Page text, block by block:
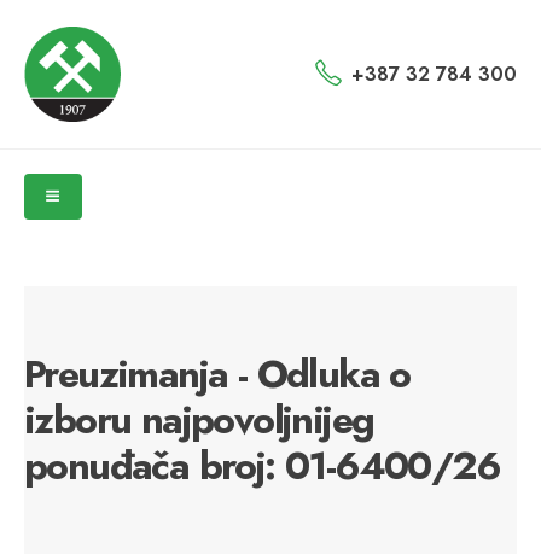
+387 32 784 300
Preuzimanja - Odluka o
izboru najpovoljnijeg
ponuđača broj: 01-6400/26